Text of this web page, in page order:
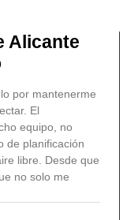
Alicante
por mantenerme
El
equipo, no
de planificación
libre. Desde que
no solo me